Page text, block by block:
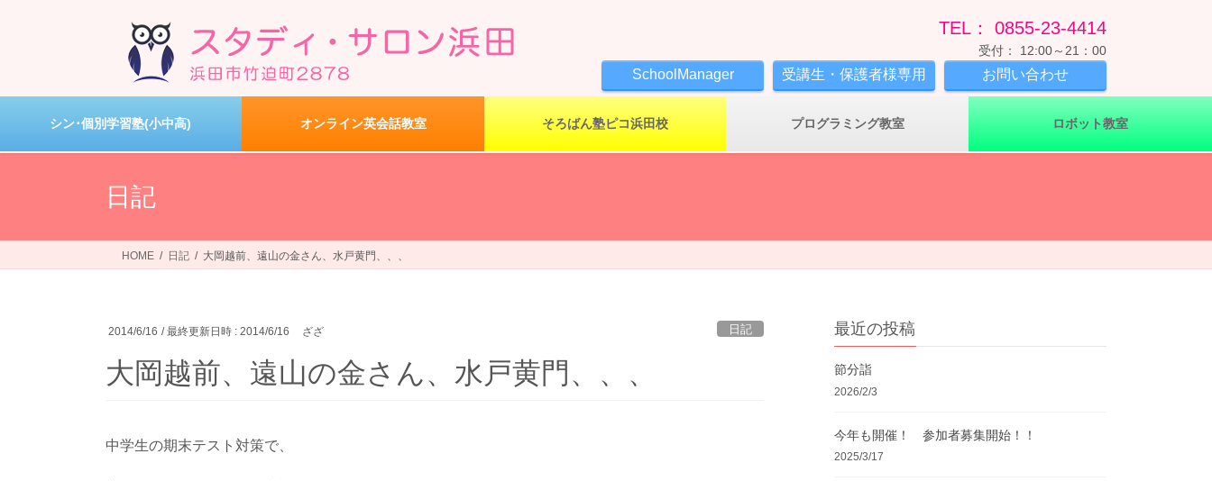
ツ
シ
TEL： 0855-23-4414
受付： 12:00～21：00
SchoolManager 受講生・保護者様専用 お問い合わせ
シン･個別学習塾(小中高) オンライン英会話教室 そろばん塾ピコ浜田校 プログラミング教室 ロボット教室
日記
HOME 日記 大岡越前、遠山の金さん、水戸黄門、、、
2014/6/16 / 最終更新日時 : 2014/6/16 ざざ 日記
大岡越前、遠山の金さん、水戸黄門、、、
中学生の期末テスト対策で、
最近の投稿
節分詣
2026/2/3
今年も開催！ 参加者募集開始！！
2025/3/17